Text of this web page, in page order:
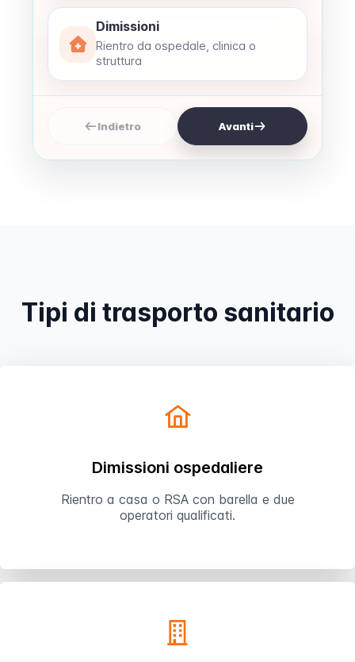
Dimissioni
Rientro da ospedale, clinica o
struttura
Indietro Avanti
Tipi di trasporto sanitario
Dimissioni ospedaliere
Rientro a casa o RSA con barella e due
operatori qualificati.